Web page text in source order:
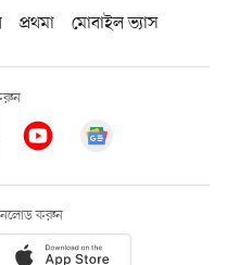
প্রথমা মোবাইল ভ্যাস
করুন